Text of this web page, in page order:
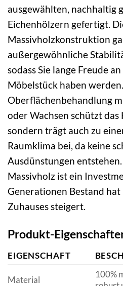
ausgewählten, nachhaltig
Eichenhölzern gefertigt.
Massivholzkonstruktion
außergewöhnliche
sodass Sie lange Freude
Möbelstück haben
Oberflächenbehandlung
oder Wachsen schützt
sondern trägt auch zu
Raumklima bei, da keine
Ausdünstungen
Massivholz ist ein
Generationen Bestand
Zuhauses steigert.
Produkt-
EIGENSCHAFT
Material
100%